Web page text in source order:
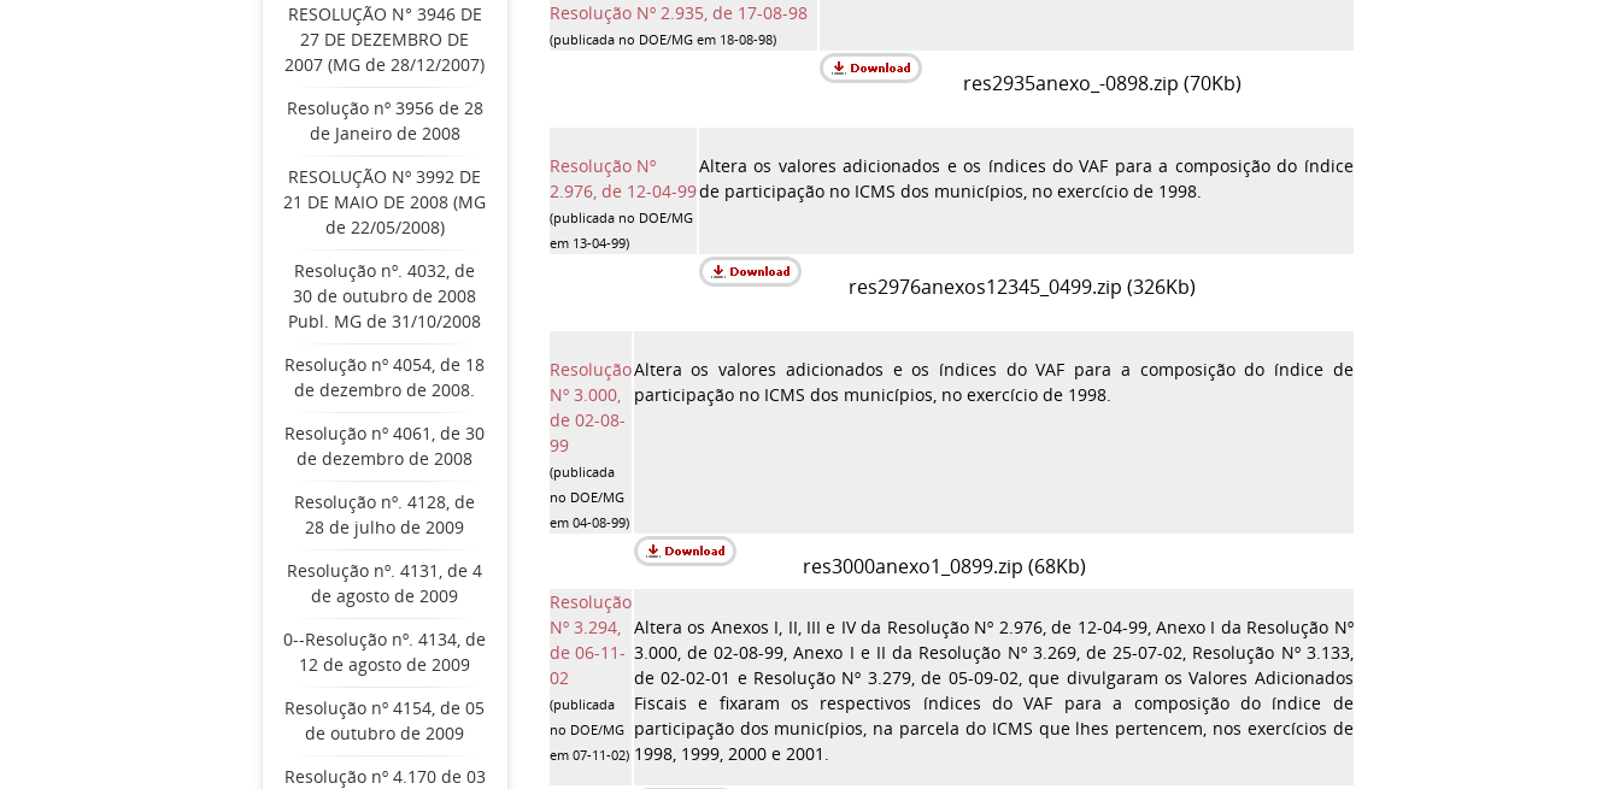
RESOLUÇÃO N° 3946 DE
27 DE DEZEMBRO DE
2007 (MG de 28/12/2007)
Resolução nº 3956 de 28
de Janeiro de 2008
RESOLUÇÃO Nº 3992 DE
21 DE MAIO DE 2008 (MG
de 22/05/2008)
Resolução nº. 4032, de
30 de outubro de 2008
Publ. MG de 31/10/2008
Resolução nº 4054, de 18
de dezembro de 2008.
Resolução nº 4061, de 30
de dezembro de 2008
Resolução nº. 4128, de
28 de julho de 2009
Resolução nº. 4131, de 4
de agosto de 2009
0--Resolução nº. 4134, de
12 de agosto de 2009
Resolução nº 4154, de 05
de outubro de 2009
Resolução nº 4.170 de 03
Resolução Nº 2.935, de 17-08-98
(publicada no DOE/MG em 18-08-98)
res2935anexo_-0898.zip (70Kb)
Resolução Nº
2.976, de 12-04-99
(publicada no DOE/MG
em 13-04-99)
Altera os valores adicionados e os índices do VAF para a composição do índice
de participação no ICMS dos municípios, no exercício de 1998.
res2976anexos12345_0499.zip (326Kb)
Resolução
Nº 3.000,
de 02-08-
99
(publicada
no DOE/MG
em 04-08-99)
Altera os valores adicionados e os índices do VAF para a composição do índice de
participação no ICMS dos municípios, no exercício de 1998.
res3000anexo1_0899.zip (68Kb)
Resolução
Nº 3.294,
de 06-11-
02
(publicada
no DOE/MG
em 07-11-02)
Altera os Anexos I, II, III e IV da Resolução Nº 2.976, de 12-04-99, Anexo I da Resolução Nº
3.000, de 02-08-99, Anexo I e II da Resolução Nº 3.269, de 25-07-02, Resolução Nº 3.133,
de 02-02-01 e Resolução Nº 3.279, de 05-09-02, que divulgaram os Valores Adicionados
Fiscais e fixaram os respectivos índices do VAF para a composição do índice de
participação dos municípios, na parcela do ICMS que lhes pertencem, nos exercícios de
1998, 1999, 2000 e 2001.